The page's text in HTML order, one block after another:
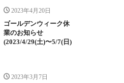
2023年4月20日
ゴールデンウィーク休
業のお知らせ
(2023/4/29(土)〜5/7(日)
2023年3月7日